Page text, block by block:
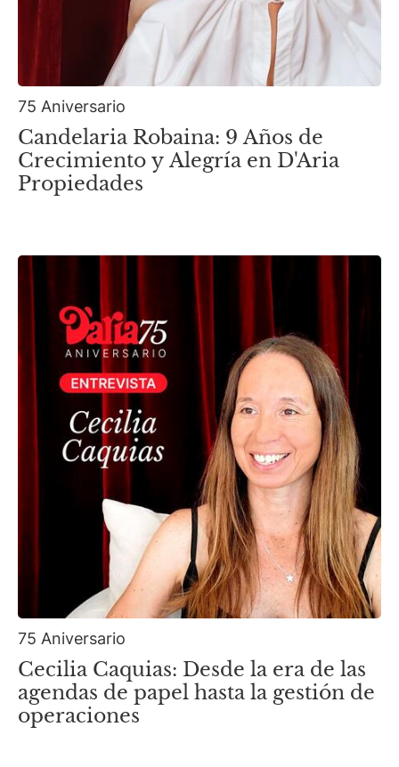
75 Aniversario
Candelaria Robaina: 9 Años de
Crecimiento y Alegría en D'Aria
Propiedades
75 Aniversario
Cecilia Caquias: Desde la era de las
agendas de papel hasta la gestión de
operaciones